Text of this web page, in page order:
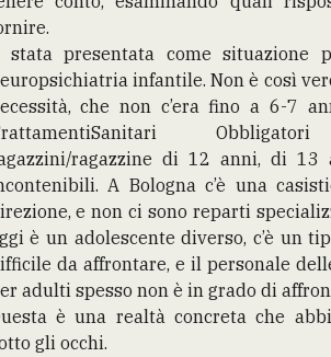
stata presentata come situazione
infantile. Non è così
che non c’era fino a 6-7
ragazzine di 12 anni, di 13
A Bologna c’è una
e non ci sono reparti
è un adolescente diverso, c’è un
da affrontare, e il personale
adulti spesso non è in grado di
è una realtà concreta che
gli occhi.